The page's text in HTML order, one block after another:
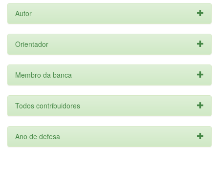
Autor
Orientador
Membro da banca
Todos contribuidores
Ano de defesa